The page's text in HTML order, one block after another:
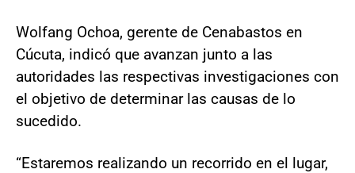
Wolfang Ochoa, gerente de Cenabastos en
Cúcuta, indicó que avanzan junto a las
autoridades las respectivas investigaciones con
el objetivo de determinar las causas de lo
sucedido.
“Estaremos realizando un recorrido en el lugar,